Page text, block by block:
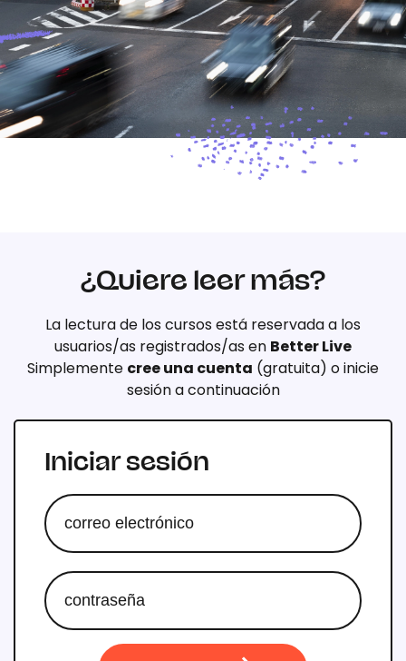
¿Quiere leer más?
La lectura de los cursos está reservada a los
usuarios/as registrados/as en Better Live
Simplemente cree una cuenta (gratuita) o inicie
sesión a continuación
Iniciar sesión